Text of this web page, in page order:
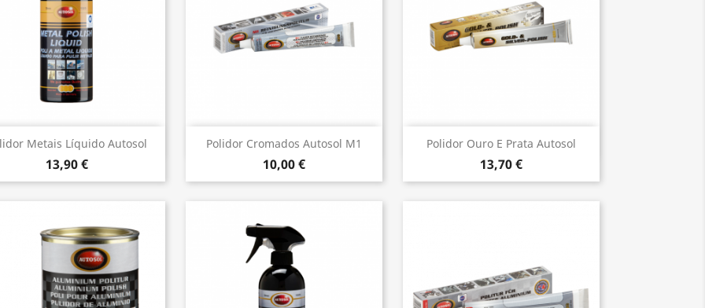
Metais Líquido Autosol
13,90 €
Vista rápida Polidor Cromados Autosol M1
10,00 €
Vista rápida Polidor Ouro E Prata Autosol
13,70 €
Vista rápida